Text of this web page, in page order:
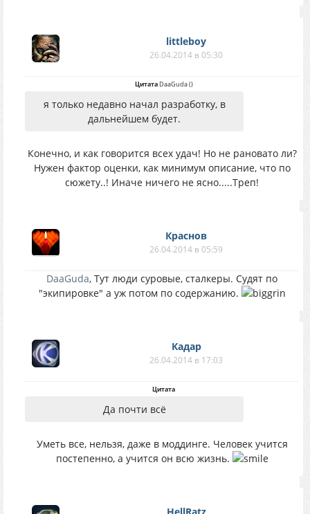
littleboy
26.04.2014 в 05:30
ЦитатаDaaGuda()
я только недавно начал разработку, в
дальнейшем будет.
Конечно, и как говорится всех удач! Но не рановато ли?
Нужен фактор оценки, как минимум описание, что по
сюжету..! Иначе ничего не ясно.....Треп!
Краснов
26.04.2014 в 05:59
DaaGuda, Тут люди суровые, сталкеры. Судят по
"экипировке" а уж потом по содержанию.
Кадар
26.04.2014 в 17:03
Цитата
Да почти всё
Уметь все, нельзя, даже в моддинге. Человек учится
постепенно, а учится он всю жизнь.